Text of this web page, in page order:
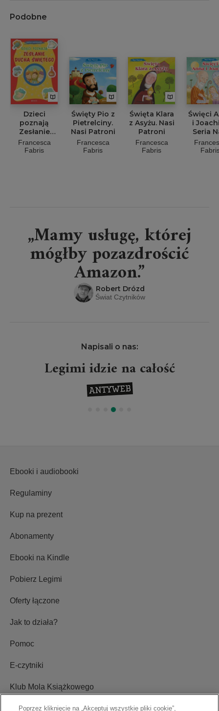
Podobne
Dzieci
poznają
Zesłanie
Ducha
Świętego
Francesca
Fabris
Święty Pio z
Pietrelciny.
Nasi Patroni
Francesca
Fabris
Święta Klara
z Asyżu. Nasi
Patroni
Francesca
Fabris
Święci
i
Seria
„Mamy usługę, której
mógłby pozazdrościć
Amazon.”
Robert Drózd
Świat Czytników
Napisali o nas:
Legimi idzie na całość
Ebooki i audiobooki
Regulaminy
Kup na prezent
Abonamenty
Ebooki na Kindle
Pobierz Legimi
Oferty łączone
Jak to działa?
Pomoc
E-czytniki
Klub Mola Książkowego
Ustawienia plików cookie
Poprzez kliknięcie na „Akceptuj wszystkie pliki cookie”,